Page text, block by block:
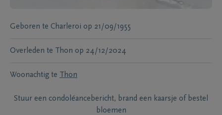
Geboren te Charleroi op 21/09/1955
Overleden te Thon op 24/12/2024
Woonachtig te Thon
Stuur een condoléancebericht, brand een kaarsje of bestel
bloemen